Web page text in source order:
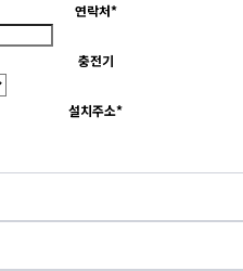
연락처*
충전기
설치주소*